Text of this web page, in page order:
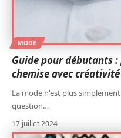
MODE
Guide pour débutants
chemise avec créativité
La mode n'est plus
question…
17 juillet 2024